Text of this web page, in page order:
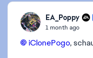
EA_Poppy
1 month ago
iClonePogo​,